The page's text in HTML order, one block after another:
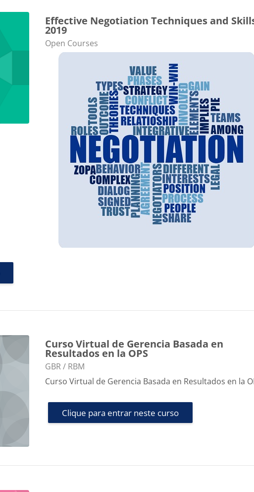
Effective Negotiation Techniques and
2019
Categoria do curso
Open Courses
Curso Virtual de Gerencia Basada en
Resultados en la OPS
Categoria do curso
GBR / RBM
Curso Virtual de Gerencia Basada en Resultados en la
Clique para entrar neste curso